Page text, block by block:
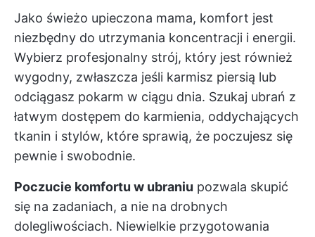
Jako świeżo upieczona mama, komfort jest
niezbędny do utrzymania koncentracji i energii.
Wybierz profesjonalny strój, który jest również
wygodny, zwłaszcza jeśli karmisz piersią lub
odciągasz pokarm w ciągu dnia. Szukaj ubrań z
łatwym dostępem do karmienia, oddychających
tkanin i stylów, które sprawią, że poczujesz się
pewnie i swobodnie.
Poczucie komfortu w ubraniu pozwala skupić
się na zadaniach, a nie na drobnych
dolegliwościach. Niewielkie przygotowania